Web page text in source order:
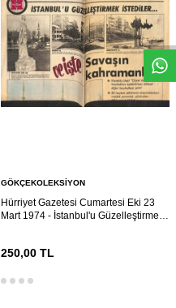
W
h
s
a
p
p
D
e
s
e
H
a
t
t
GÖKÇEKOLEKSIYON
Hürriyet Gazetesi Cumartesi Eki 23
Mart 1974 - İstanbul'u Güzelleştirmek
250,00TL